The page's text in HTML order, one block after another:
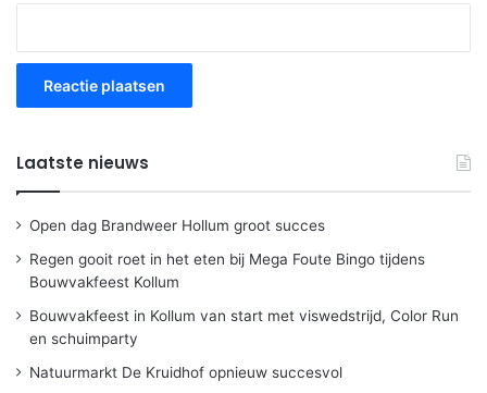
Laatste nieuws
Open dag Brandweer Hollum groot succes
Regen gooit roet in het eten bij Mega Foute Bingo tijdens
Bouwvakfeest Kollum
Bouwvakfeest in Kollum van start met viswedstrijd, Color Run
en schuimparty
Natuurmarkt De Kruidhof opnieuw succesvol